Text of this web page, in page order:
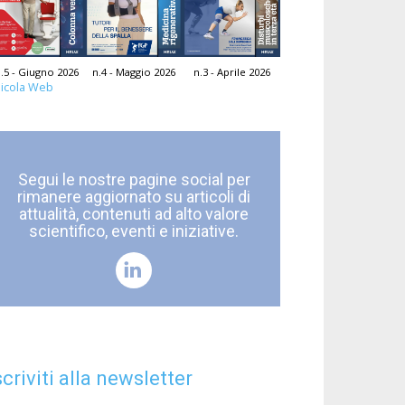
- Giugno 2026 n.4 - Maggio 2026 n.3 - Aprile 2026
Web
Segui le nostre pagine social per
rimanere aggiornato su articoli di
attualità, contenuti ad alto valore
scientifico, eventi e iniziative.
alla newsletter